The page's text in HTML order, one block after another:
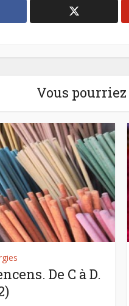
Vous
De C à D.